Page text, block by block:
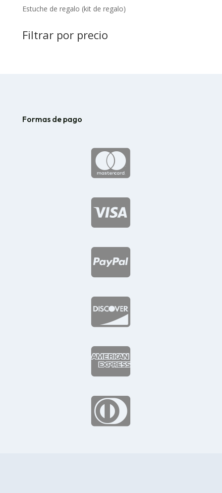
Estuche de regalo (kit de regalo)
Filtrar por precio
Formas de pago





